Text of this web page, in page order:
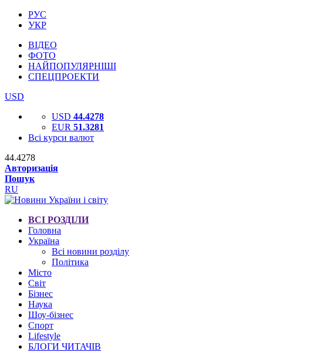
РУС
УКР
ВІДЕО
ФОТО
НАЙПОПУЛЯРНІШІ
СПЕЦПРОЕКТИ
USD
USD 44.4278
EUR 51.3281
Всі курси валют
44.4278
Авторизація
Пошук
RU
ВСІ РОЗДІЛИ
Головна
Україна
Всі новини розділу
Політика
Місто
Світ
Бізнес
Наука
Шоу-бізнес
Спорт
Lifestyle
БЛОГИ ЧИТАЧІВ